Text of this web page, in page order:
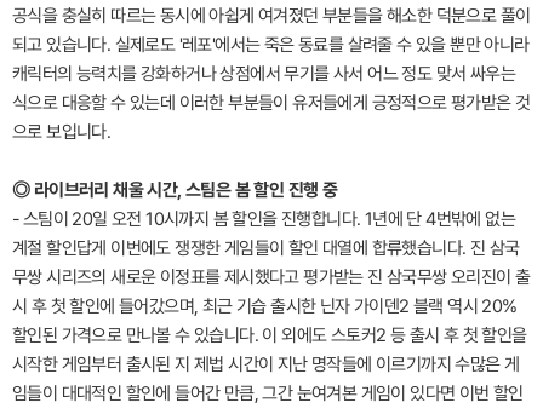
공식을 충실히 따르는 동시에 아쉽게 여겨졌던 부분들을 해소한 덕분으로 풀이
되고 있습니다. 실제로도 '레포'에서는 죽은 동료를 살려줄 수 있을 뿐만 아니라
캐릭터의 능력치를 강화하거나 상점에서 무기를 사서 어느 정도 맞서 싸우는
식으로 대응할 수 있는데 이러한 부분들이 유저들에게 긍정적으로 평가받은 것
으로 보입니다.
◎ 라이브러리 채울 시간, 스팀은 봄 할인 진행 중
- 스팀이 20일 오전 10시까지 봄 할인을 진행합니다. 1년에 단 4번밖에 없는
계절 할인답게 이번에도 쟁쟁한 게임들이 할인 대열에 합류했습니다. 진 삼국
무쌍 시리즈의 새로운 이정표를 제시했다고 평가받는 진 삼국무쌍 오리진이 출
시 후 첫 할인에 들어갔으며, 최근 기습 출시한 닌자 가이덴2 블랙 역시 20%
할인된 가격으로 만나볼 수 있습니다. 이 외에도 스토커2 등 출시 후 첫 할인을
시작한 게임부터 출시된 지 제법 시간이 지난 명작들에 이르기까지 수많은 게
임들이 대대적인 할인에 들어간 만큼, 그간 눈여겨본 게임이 있다면 이번 할인